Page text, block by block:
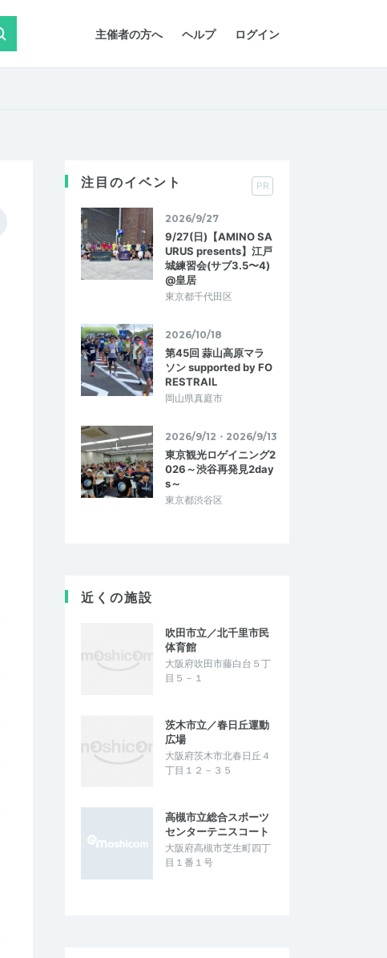
主催者の方へ ヘルプ ログイン
注目のイベント PR
2026/9/27
9/27(日)【AMINO SA
URUS presents】江戸
城練習会(サブ3.5〜4)
@皇居
東京都千代田区
2026/10/18
第45回 蒜山高原マラ
ソン supported by FO
RESTRAIL
岡山県真庭市
2026/9/12・2026/9/13
東京観光ロゲイニング2
026～渋谷再発見2day
s～
東京都渋谷区
近くの施設
吹田市立／北千里市民
体育館
大阪府吹田市藤白台５丁
目５－１
茨木市立／春日丘運動
広場
大阪府茨木市北春日丘４
丁目１２－３５
高槻市立総合スポーツ
センターテニスコート
大阪府高槻市芝生町四丁
目１番１号